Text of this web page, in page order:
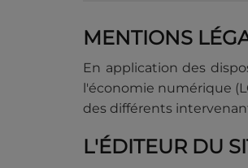
MENTIONS
En application des
l'économie numérique
des différents
L'ÉDITEUR DU